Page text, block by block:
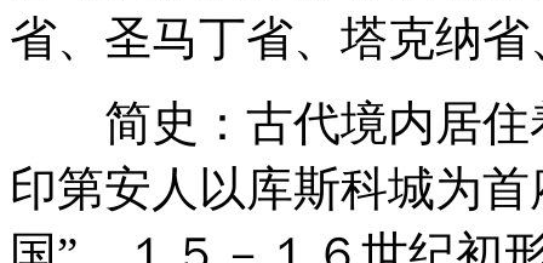
省、圣马丁省、塔克纳
简史：古代境内居住
印第安人以库斯科城为